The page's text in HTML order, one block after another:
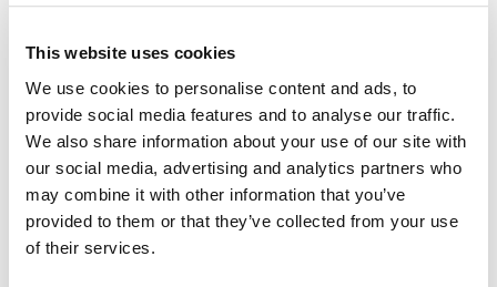
This website uses cookies
We use cookies to personalise content and ads, to
provide social media features and to analyse our traffic.
We also share information about your use of our site with
our social media, advertising and analytics partners who
may combine it with other information that you’ve
provided to them or that they’ve collected from your use
of their services.